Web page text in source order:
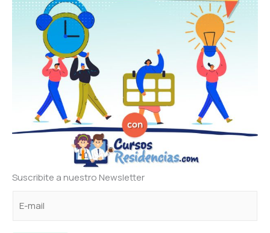
Suscribite a nuestro Newsletter